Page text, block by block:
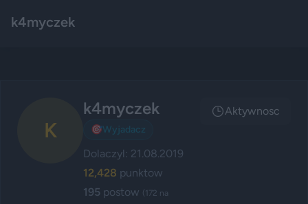
k4myczek
K
k4myczek
🎯Wyjadacz
Dolaczyl: 21.08.2019
12,428 punktow
195 postow (172 na
Aktywnosc